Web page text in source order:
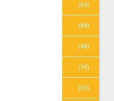
(65)
(88)
(48)
(39)
(33)